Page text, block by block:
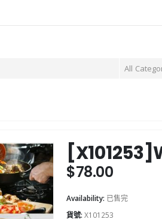
All
$78.00
Availability: 已售完
貨號: X101253